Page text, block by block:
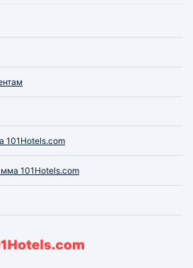
101Hotels.com
101Hotels.com